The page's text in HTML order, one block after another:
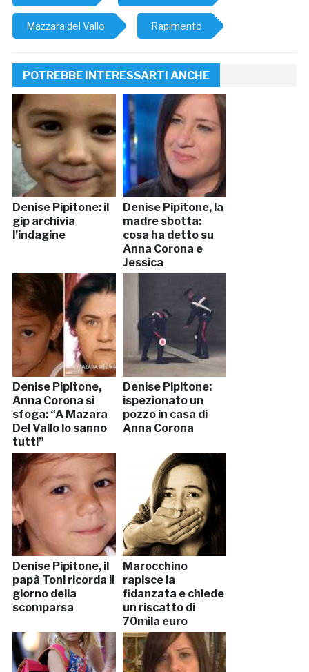
Mazzara del Vallo Rapimento
POTREBBE INTERESSARTI ANCHE
Denise Pipitone: il
gip archivia
l’indagine
Denise Pipitone, la
madre sbotta:
cosa ha detto su
Anna Corona e
Jessica
Denise Pipitone,
Anna Corona si
sfoga: “A Mazara
Del Vallo lo sanno
tutti”
Denise Pipitone:
ispezionato un
pozzo in casa di
Anna Corona
Denise Pipitone, il
papà Toni ricorda il
giorno della
scomparsa
Marocchino
rapisce la
fidanzata e chiede
un riscatto di
70mila euro